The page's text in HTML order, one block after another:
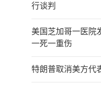
行谈判
美国芝加哥一医院
一死一重伤
特朗普取消美方代